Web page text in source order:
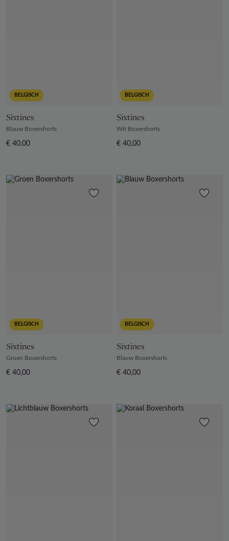
BELGISCH
Sixtines
Blauw Boxershorts
€ 40,00
BELGISCH
Sixtines
Wit Boxershorts
€ 40,00
BELGISCH
Sixtines
Groen Boxershorts
€ 40,00
BELGISCH
Sixtines
Blauw Boxershorts
€ 40,00